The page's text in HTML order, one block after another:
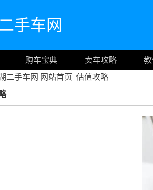
手车网
购车宝典 卖车攻略
二手车网 网站首页| 估值攻略